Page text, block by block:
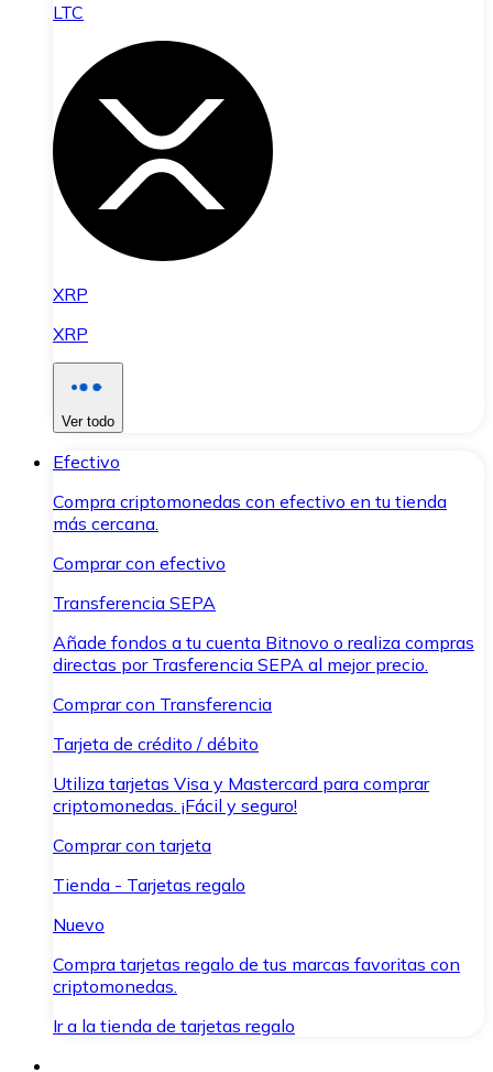
LTC
XRP
XRP
Ver todo
Efectivo
Compra criptomonedas con efectivo en tu tienda
más cercana.
Comprar con efectivo
Transferencia SEPA
Añade fondos a tu cuenta Bitnovo o realiza compras
directas por Trasferencia SEPA al mejor precio.
Comprar con Transferencia
Tarjeta de crédito / débito
Utiliza tarjetas Visa y Mastercard para comprar
criptomonedas. ¡Fácil y seguro!
Comprar con tarjeta
Tienda - Tarjetas regalo
Nuevo
Compra tarjetas regalo de tus marcas favoritas con
criptomonedas.
Ir a la tienda de tarjetas regalo